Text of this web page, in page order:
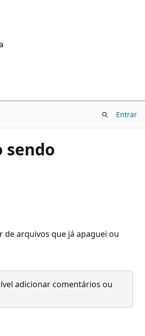
Entrar
sendo
de arquivos que já apaguei ou
adicionar comentários ou